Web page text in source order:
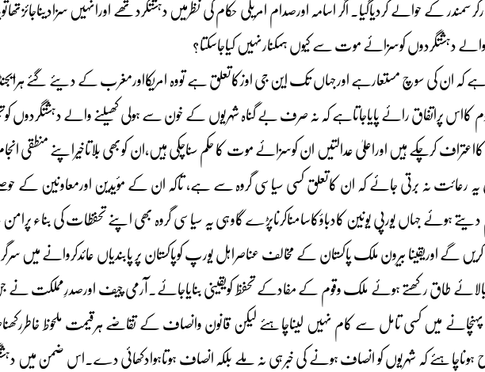
سمندر کے حوالے کردیاگیا۔ اگر اسامہ اورصدام امریکی حکام کی نظرمیں دہشتگردتھے اورانہیں
والے دہشتگردوں کوسزائے موت سے کیوں ہمکنارنہیں کیاجاسکتا؟
ہے کہ ان کی سوچ مستعارہے اورجہاں تک این جی اوزکاتعلق ہے تووہ امریکااورمغرب کے دیئے گئے
پراتفاق رائے پایاجاتاہے کہ نہ صرف بے گناہ شہریوں کے خون سے ہولی کھیلنے والے دہشتگردوں
کرچکے ہیں اوراعلیٰ عدالتیں ان کوسزائے موت کا حکم سناچکی ہیں،ان کوبھی بلاتاخیراپنے منطقی
رعائت نہ برتی جائے کہ ان کاتعلق کسی سیاسی گروہ سے ہے، تاکہ ان کے مؤیدین اورمعاونین
ہوئے جہاں یورپی یونین کادباؤکاسامناکرناپڑے گاوہی یہ سیاسی گروہ بھی اپنے تحفظات کی بناء
گے اوریقینا بیرون ملک پاکستان کے مخالف عناصراہل یورپ کوپاکستان پر پابندیاں عائدکروانے میں
طاق رکھتے ہوئے ملک وقوم کے مفادکے تحفظ کویقینی بنایاجائے۔آرمی چیف اورصدرِمملکت نے
میں کسی تامل سے کام نہیں لیناچاہئے لیکن قانون وانصاف کے تقاضے ہرقیمت ملحوظ
کہ شہریوں کو انصاف ہونے کی خبرہی نہ ملے بلکہ انصاف ہوتاہوادکھائی دے۔اس ضمن میں